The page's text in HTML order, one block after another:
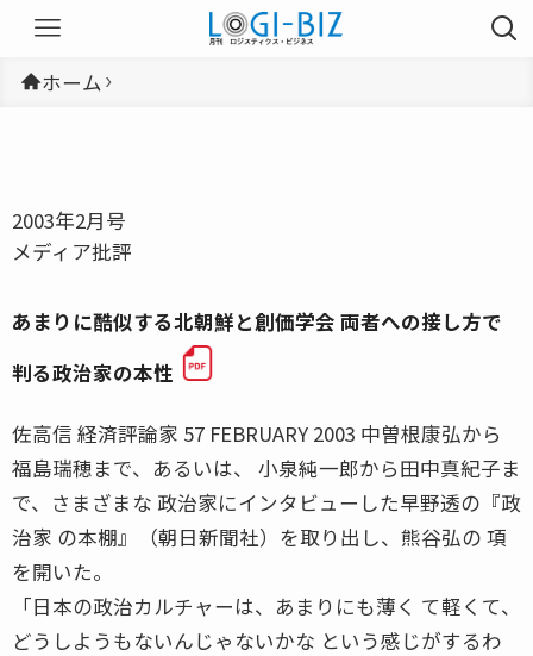
ホーム
2003年2月号
メディア批評
あまりに酷似する北朝鮮と創価学会 両者への接し方で
判る政治家の本性
佐高信 経済評論家 57 FEBRUARY 2003 中曽根康弘から
福島瑞穂まで、あるいは、 小泉純一郎から田中真紀子ま
で、さまざまな 政治家にインタビューした早野透の『政
治家 の本棚』（朝日新聞社）を取り出し、熊谷弘の 項
を開いた。
「日本の政治カルチャーは、あまりにも薄く て軽くて、
どうしようもないんじゃないかな という感じがするわ